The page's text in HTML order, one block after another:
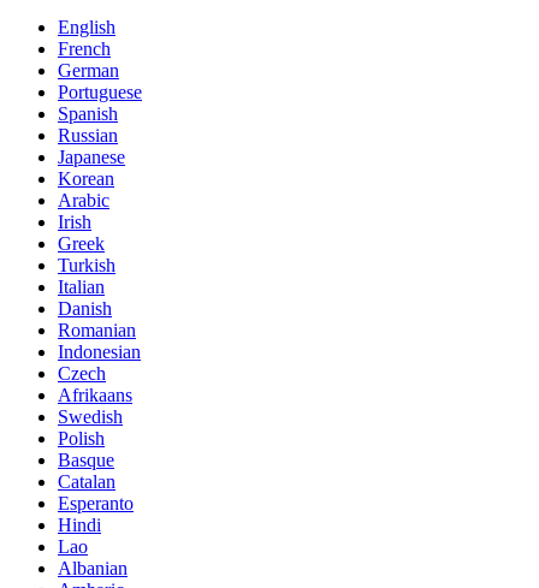
English
French
German
Portuguese
Spanish
Russian
Japanese
Korean
Arabic
Irish
Greek
Turkish
Italian
Danish
Romanian
Indonesian
Czech
Afrikaans
Swedish
Polish
Basque
Catalan
Esperanto
Hindi
Lao
Albanian